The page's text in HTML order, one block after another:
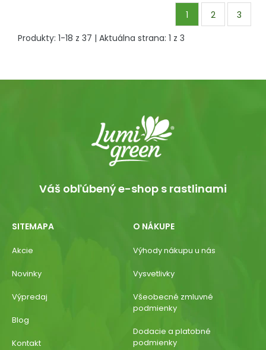
1 2
3
Produkty: 1-18 z 37 | Aktuálna strana: 1 z 3
Váš obľúbený e-shop s rastlinami
SITEMAPA
Akcie
Novinky
Výpredaj
Blog
Kontakt
O NÁKUPE
Výhody nákupu u nás
Vysvetlivky
Všeobecné zmluvné
podmienky
Dodacie a platobné
podmienky